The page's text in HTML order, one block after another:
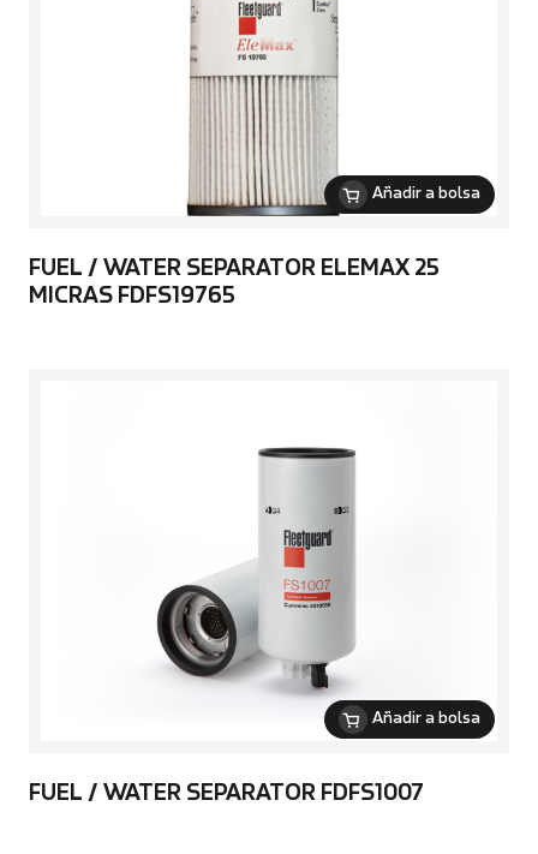
Añadir a bolsa
FUEL / WATER SEPARATOR ELEMAX 25
MICRAS FDFS19765
Añadir a bolsa
FUEL / WATER SEPARATOR FDFS1007